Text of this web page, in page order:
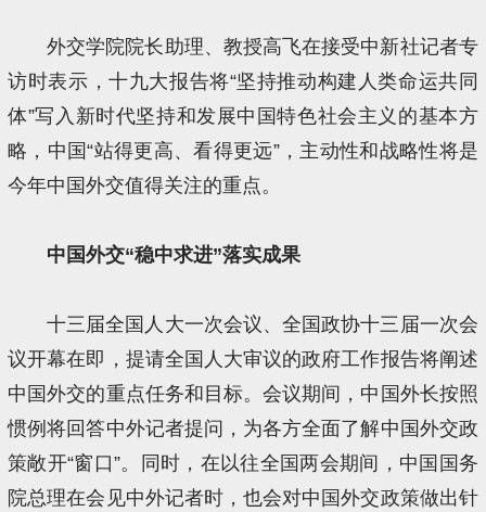
外交学院院长助理、教授高飞在接受中新社记者专
访时表示，十九大报告将“坚持推动构建人类命运共同
体”写入新时代坚持和发展中国特色社会主义的基本方
略，中国“站得更高、看得更远”，主动性和战略性将是
今年中国外交值得关注的重点。
中国外交“稳中求进”落实成果
十三届全国人大一次会议、全国政协十三届一次会
议开幕在即，提请全国人大审议的政府工作报告将阐述
中国外交的重点任务和目标。会议期间，中国外长按照
惯例将回答中外记者提问，为各方全面了解中国外交政
策敞开“窗口”。同时，在以往全国两会期间，中国国务
院总理在会见中外记者时，也会对中国外交政策做出针